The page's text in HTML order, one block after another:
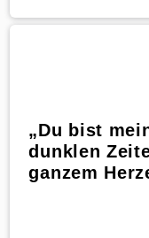
„Du bist
dunklen
ganzem